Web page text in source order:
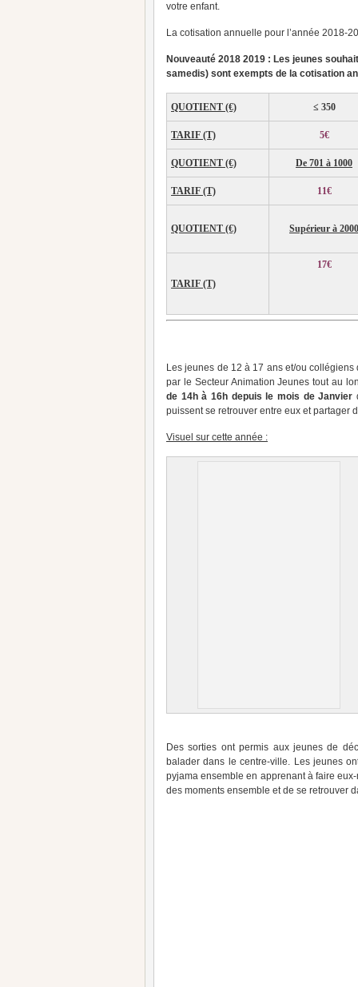
votre enfant.
La cotisation annuelle pour l’année 2018-
Nouveauté 2018 2019 : Les jeunes
samedis) sont exempts de la cotisation
QUOTIENT (€) ≤ 350
TARIF (T) 5€
QUOTIENT (€) De 701 à 1000
TARIF (T) 11€
QUOTIENT (€) Supérieur à 2000
TARIF (T)
17€
Les jeunes de 12 à 17 ans et/ou
par le Secteur Animation Jeunes tout au
de 14h à 16h depuis le mois de Janvier
puissent se retrouver entre eux et partager
Visuel sur cette année :
Des sorties ont permis aux jeunes de
balader dans le centre-ville. Les jeunes
pyjama ensemble en apprenant à faire
des moments ensemble et de se retrouver